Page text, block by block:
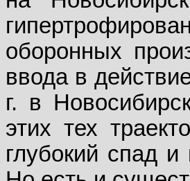
оборонных
ввода в
г. в
этих тех
глубокий спад